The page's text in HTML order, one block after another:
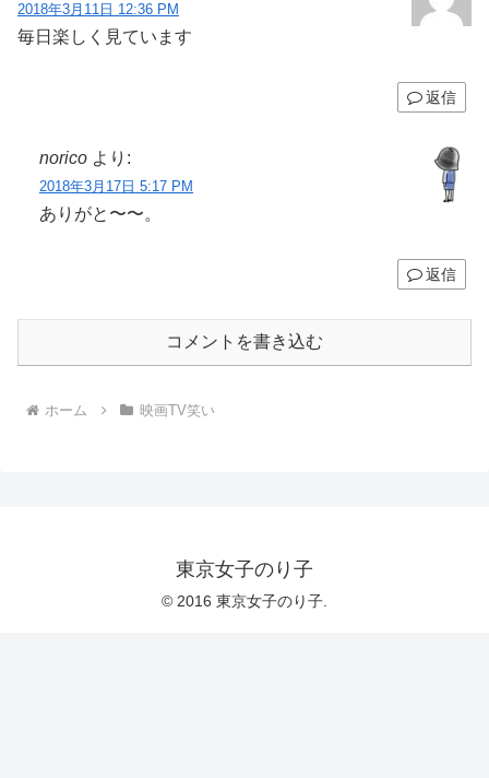
2018年3月11日 12:36 PM
毎日楽しく見ています
返信
norico より:
2018年3月17日 5:17 PM
ありがと〜〜。
返信
コメントを書き込む
ホーム 映画TV笑い
東京女子のり子
© 2016 東京女子のり子.